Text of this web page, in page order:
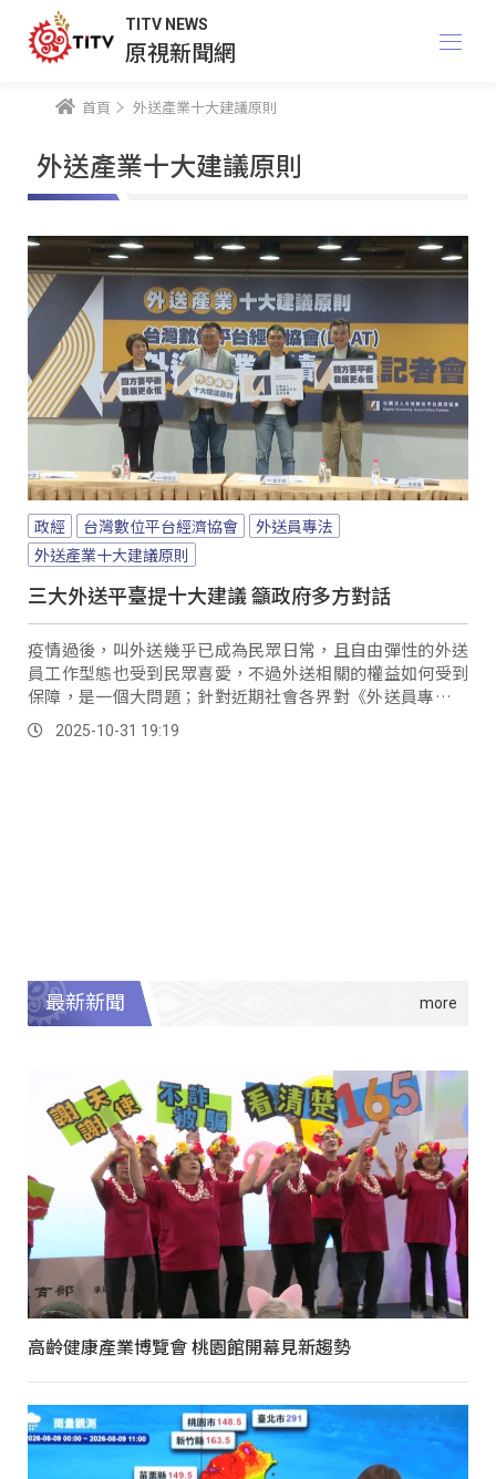
TITV NEWS
原視新聞網
首頁 外送產業十大建議原則
外送產業十大建議原則
政經 台灣數位平台經濟協會
外送員專法
外送產業十大建議原則
三大外送平臺提十大建議 籲政府多方對話
疫情過後，叫外送幾乎已成為民眾日常，且自由彈性的外送
員工作型態也受到民眾喜愛，不過外送相關的權益如何受到
保障，是一個大問題；針對近期社會各界對《外送員專法》
的討論，台灣數位平台經濟協會與Uber Eats、
foodpanda、foodomo三大外送平台代表召開記者會，提出
2025-10-31 19:19
最新新聞
高齡健康產業博覽會 桃園館開幕見新趨勢